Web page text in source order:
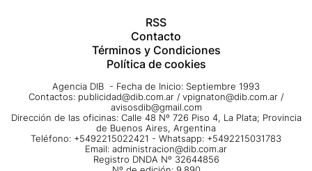
RSS
Contacto
Términos y Condiciones
Política de cookies
Agencia DIB - Fecha de Inicio: Septiembre 1993
Contactos: publicidad@dib.com.ar / vpignaton@dib.com.ar /
avisosdib@gmail.com
Dirección de las oficinas: Calle 48 Nº 726 Piso 4, La Plata; Provincia
de Buenos Aires, Argentina
Teléfono: +5492215022421 - Whatsapp: +5492215031783
Email: administracion@dib.com.ar
Registro DNDA Nº 32644856